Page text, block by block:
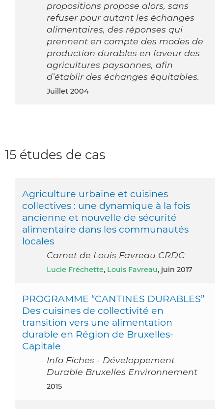
propositions propose alors, sans
refuser pour autant les échanges
alimentaires, des réponses qui
prennent en compte des modes de
production durables en faveur des
agricultures paysannes, afin
d’établir des échanges équitables.
juillet 2004
15 études de cas
Agriculture urbaine et cuisines
collectives : une dynamique à la fois
ancienne et nouvelle de sécurité
alimentaire dans les communautés
locales
Carnet de Louis Favreau CRDC
Lucie Fréchette, Louis Favreau, juin 2017
PROGRAMME “CANTINES DURABLES”
Des cuisines de collectivité en
transition vers une alimentation
durable en Région de Bruxelles-
Capitale
Info Fiches - Développement
Durable Bruxelles Environnement
2015